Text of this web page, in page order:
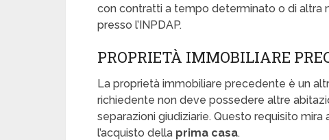
con contratti a tempo determinato o di altra
presso l’INPDAP.
PROPRIETÀ IMMOBILIARE
La proprietà immobiliare precedente è un
richiedente non deve possedere altre
separazioni giudiziarie. Questo requisito
l’acquisto della prima casa.